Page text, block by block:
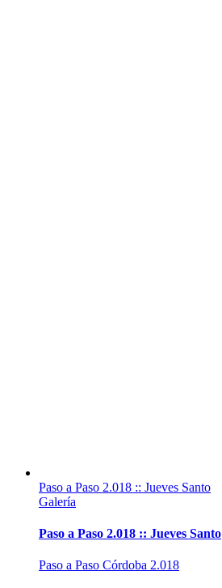
Paso a Paso 2.018 :: Jueves Santo
Galería
Paso a Paso 2.018 :: Jueves Santo
Paso a Paso Córdoba 2.018